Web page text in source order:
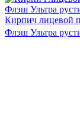
Кирпич лицевой
Флэш Ультра